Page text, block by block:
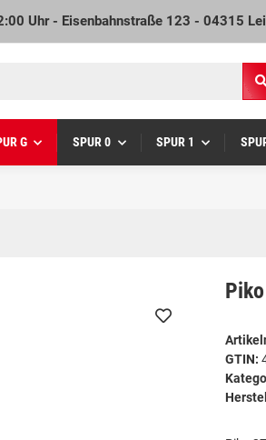
Uhr - Eisenbahnstraße 123 - 04315
G SPUR 0 SPUR 1
GTIN: